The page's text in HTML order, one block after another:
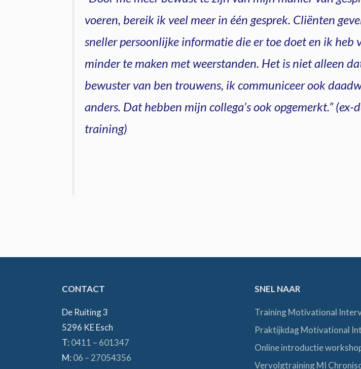
voeren, bereik ik veel meer in één gesprek. Cliënten
sneller persoonlijke informatie die er toe doet en ik heb
minder te maken met weerstanden. Het is niet alleen
bewuster van ben trouwens, ik communiceer ook
anders. Dat hebben mijn collega’s ook opgemerkt.” (ex-
training)
CONTACT
De Ruiting 3
5296 KE Esch
T: 0411 – 601347
M: 06 – 27054356
SNEL NAAR
Training Motivational
Praktijkdag Motivational
Online introductie
Vervolgtraining MI